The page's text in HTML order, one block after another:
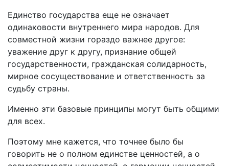
Единство государства еще не означает
одинаковости внутреннего мира народов. Для
совместной жизни гораздо важнее другое:
уважение друг к другу, признание общей
государственности, гражданская солидарность,
мирное сосуществование и ответственность за
судьбу страны.
Именно эти базовые принципы могут быть общими
для всех.
Поэтому мне кажется, что точнее было бы
говорить не о полном единстве ценностей, а о